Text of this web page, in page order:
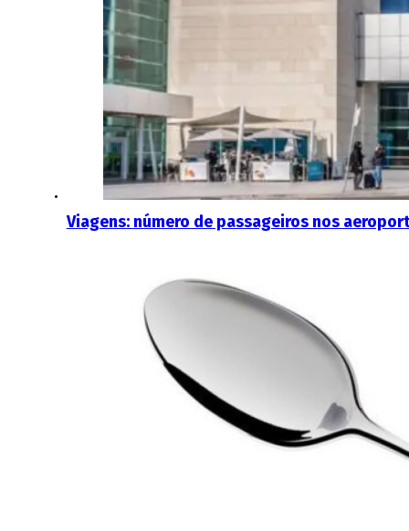
Viagens: número de passageiros nos